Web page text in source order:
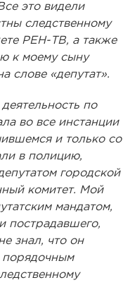
это видели
следственному
РЕН-ТВ, а также
к моему сыну
слове «депутат».
по
во все инстанции
и только со
в полицию,
городской
комитет. Мой
мандатом,
пострадавшего,
знал, что он
порядочным